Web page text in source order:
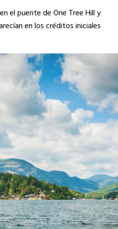
el puente de One Tree Hill y
en los créditos iniciales